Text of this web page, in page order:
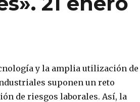
y la amplia utilización de
suponen un reto
de riesgos laborales. Así, la